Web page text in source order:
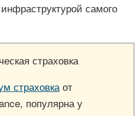
самого
страховка
страховкаот
популярна у